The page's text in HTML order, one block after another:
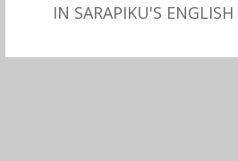
IN SARAPIKU'S
LABAKINDAD Dolli, naistele,